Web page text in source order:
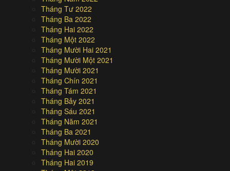
Tháng Tư 2022
Tháng Ba 2022
Tháng Hai 2022
Tháng Một 2022
Tháng Mười Hai 2021
Tháng Mười Một 2021
Tháng Mười 2021
Tháng Chín 2021
Tháng Tám 2021
Tháng Bảy 2021
Tháng Sáu 2021
Tháng Năm 2021
Tháng Ba 2021
Tháng Mười 2020
Tháng Hai 2020
Tháng Hai 2019